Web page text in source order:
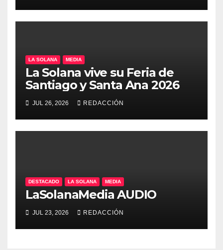
LA SOLANA MEDIA
La Solana vive su Feria de
Santiago y Santa Ana 2026
JUL 26, 2026 REDACCIÓN
DESTACADO LA SOLANA MEDIA
LaSolanaMedia AUDIO
JUL 23, 2026 REDACCIÓN